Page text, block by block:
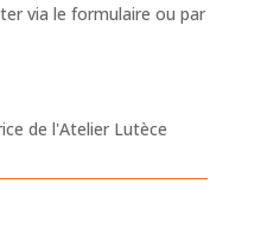
via le formulaire ou par
de l'Atelier Lutèce